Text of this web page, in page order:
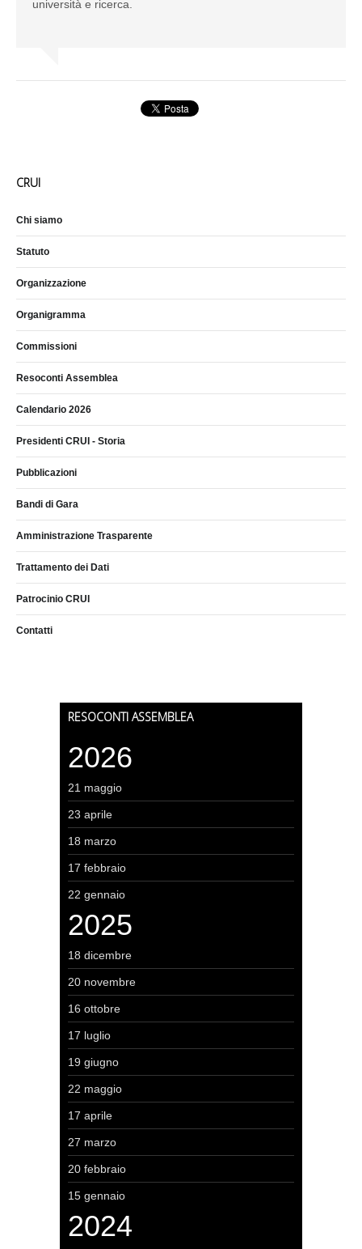
università e ricerca.
CRUI
Chi siamo
Statuto
Organizzazione
Organigramma
Commissioni
Resoconti Assemblea
Calendario 2026
Presidenti CRUI - Storia
Pubblicazioni
Bandi di Gara
Amministrazione Trasparente
Trattamento dei Dati
Patrocinio CRUI
Contatti
RESOCONTI ASSEMBLEA
2026
21 maggio
23 aprile
18 marzo
17 febbraio
22 gennaio
2025
18 dicembre
20 novembre
16 ottobre
17 luglio
19 giugno
22 maggio
17 aprile
27 marzo
20 febbraio
15 gennaio
2024